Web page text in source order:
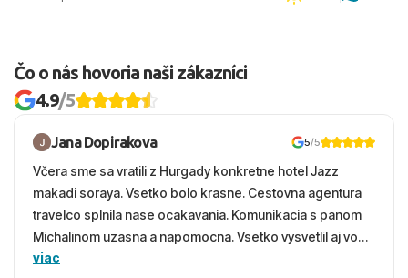
Čo o nás hovoria naši zákazníci
4.9/5
Jana Dopirakova 5/5
Včera sme sa vratili z Hurgady konkretne hotel Jazz
makadi soraya. Vsetko bolo krasne. Cestovna agentura
travelco splnila nase ocakavania. Komunikacia s panom
Michalinom uzasna a napomocna. Vsetko vysvetlil aj vo
vecernych hodinach zaco sa ospravedlnujem. Hotel
viac